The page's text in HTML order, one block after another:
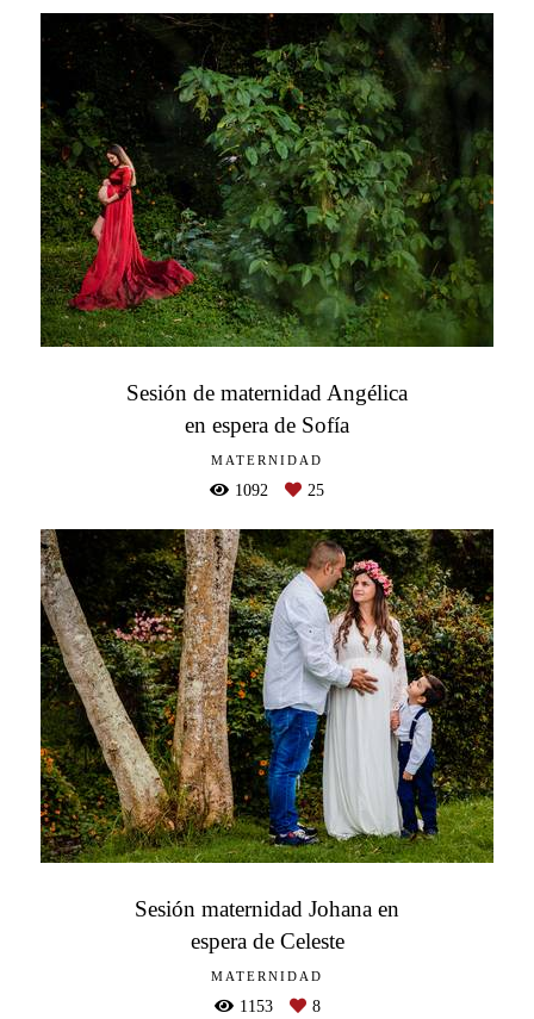
Sesión de maternidad Angélica
en espera de Sofía
MATERNIDAD
1092 25
Sesión maternidad Johana en
espera de Celeste
MATERNIDAD
1153 8